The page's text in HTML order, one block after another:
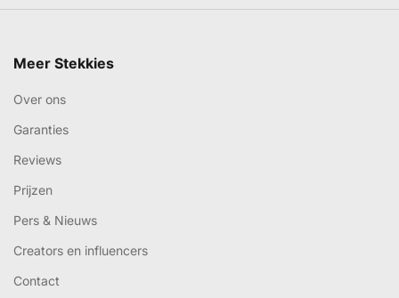
Meer Stekkies
Over ons
Garanties
Reviews
Prijzen
Pers & Nieuws
Creators en influencers
Contact